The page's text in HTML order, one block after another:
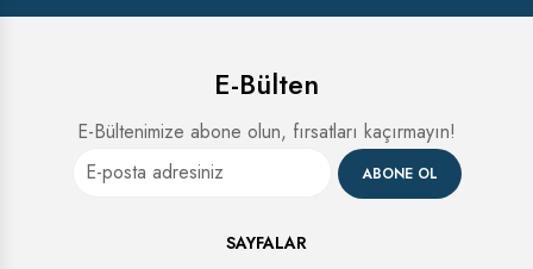
E-Bülten
E-Bültenimize abone olun, fırsatları kaçırmayın!
ABONE OL
SAYFALAR